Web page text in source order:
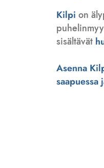
Kilpi on
sisältävät
Asenna
saapuessa